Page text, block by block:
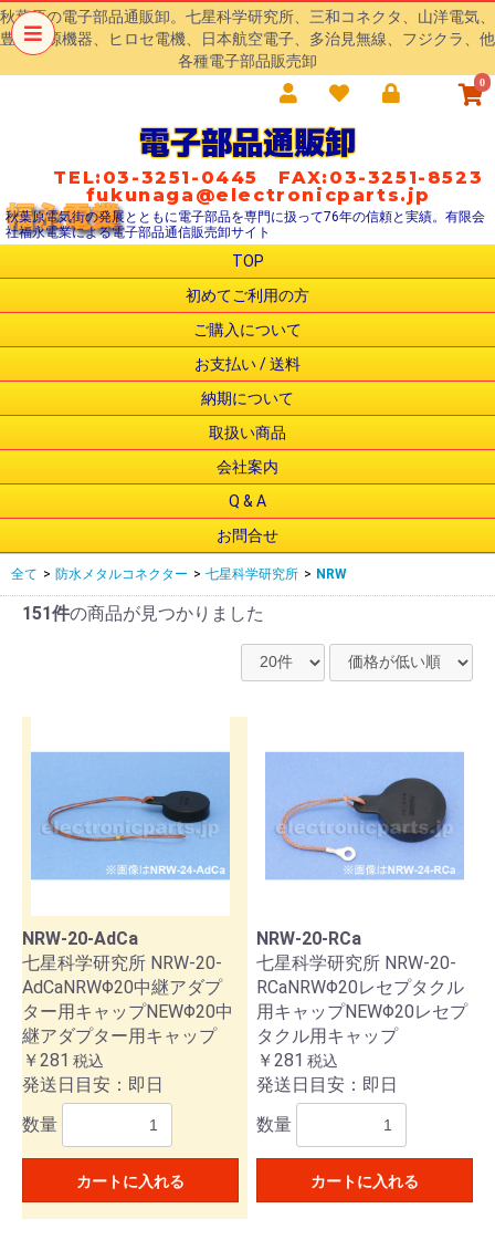
秋葉原の電子部品通販卸。七星科学研究所、三和コネクタ、山洋電気、
豊澄電源機器、ヒロセ電機、日本航空電子、多治見無線、フジクラ、他
各種電子部品販売卸
0
電子部品通販卸
TEL:03-3251-0445 FAX:03-3251-8523
fukunaga@electronicparts.jp
秋葉原電気街の発展とともに電子部品を専門に扱って76年の信頼と実績。有限会
社福永電業による電子部品通信販売卸サイト
TOP
初めてご利用の方
ご購入について
お支払い / 送料
納期について
取扱い商品
会社案内
Q & A
お問合せ
全て > 防水メタルコネクター > 七星科学研究所 > NRW
151件の商品が見つかりました
NRW-20-AdCa
七星科学研究所 NRW-20-
AdCaNRWΦ20中継アダプ
ター用キャップNEWΦ20中
継アダプター用キャップ
￥281 税込
発送日目安：即日
数量
カートに入れる
NRW-20-RCa
七星科学研究所 NRW-20-
RCaNRWΦ20レセプタクル
用キャップNEWΦ20レセプ
タクル用キャップ
￥281 税込
発送日目安：即日
数量
カートに入れる